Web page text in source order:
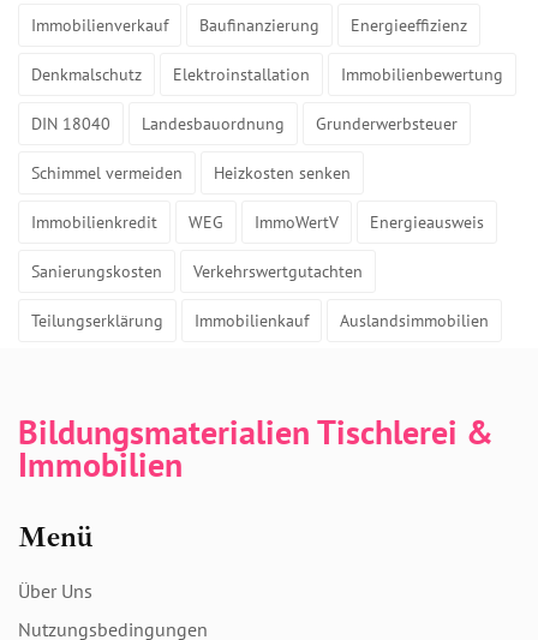
Immobilienverkauf Baufinanzierung Energieeffizienz
Denkmalschutz Elektroinstallation Immobilienbewertung
DIN 18040 Landesbauordnung Grunderwerbsteuer
Schimmel vermeiden Heizkosten senken
Immobilienkredit WEG ImmoWertV Energieausweis
Sanierungskosten Verkehrswertgutachten
Teilungserklärung Immobilienkauf Auslandsimmobilien
Bildungsmaterialien Tischlerei &
Immobilien
Menü
Über Uns
Nutzungsbedingungen